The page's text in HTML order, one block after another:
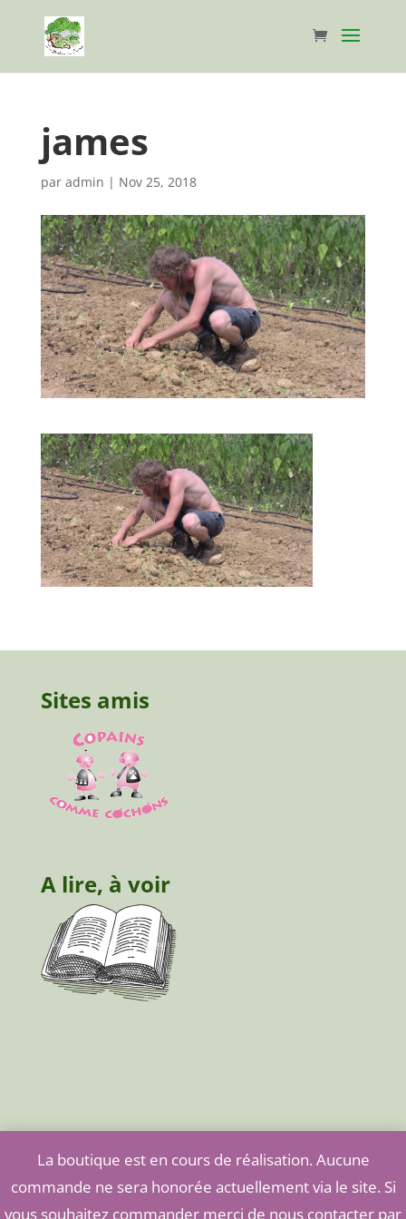
james
par admin | Nov 25, 2018
Sites amis
A lire, à voir
La boutique est en cours de réalisation. Aucune
commande ne sera honorée actuellement via le site. Si
vous souhaitez commander merci de nous contacter par